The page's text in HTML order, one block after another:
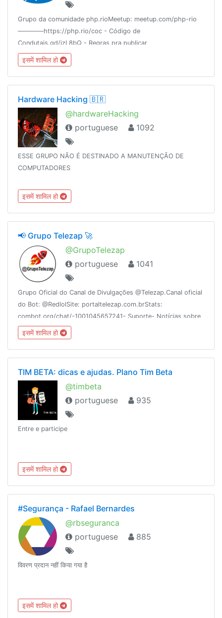
Grupo da comunidade php.rioMeetup: meetup.com/php-rio
————https://php.rio/coc - Código de
Condutais.gd/izL8bQ - Regras pra publicar
vagas@ElePHPants Só sobre eles e como
conseguir@PHPWomenRJ
इसमें शामिल हो
Hardware Hacking 🇧🇷
@hardwareHacking
portuguese
1092
ESSE GRUPO NÃO É DESTINADO A MANUTENÇÃO DE
COMPUTADORES
इसमें शामिल हो
📢 Grupo Telezap 🚀
@GrupoTelezap
portuguese
1041
Grupo Oficial do Canal de Divulgações @Telezap.Canal oficial
do Bot: @RedlolSite: portaltelezap.com.brStats:
combot.org/chat/-1001045657241- Suporte- Notícias sobre
o Telegram- Canais e Grupos LimposRecomendações:
@EncontreAqui
इसमें शामिल हो
TIM BETA: dicas e ajudas. Plano Tim Beta
@timbeta
portuguese
935
Entre e participe
इसमें शामिल हो
#Segurança - Rafael Bernardes
@rbseguranca
portuguese
885
विवरण प्रदान नहीं किया गया है
इसमें शामिल हो